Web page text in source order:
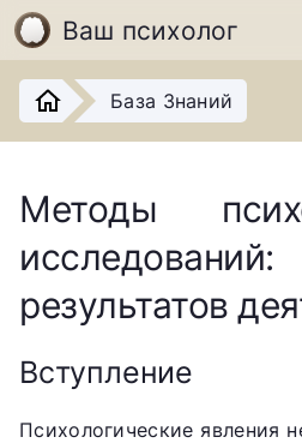
Ваш психолог
База Знаний
Методы
результатов
Вступление
Психологические явления